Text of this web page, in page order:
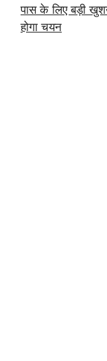
पास के लिए बड़ी
होगा चयन